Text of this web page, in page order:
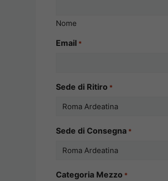
Nome
Email *
Sede di Ritiro *
Sede di Consegna *
Categoria Mezzo *